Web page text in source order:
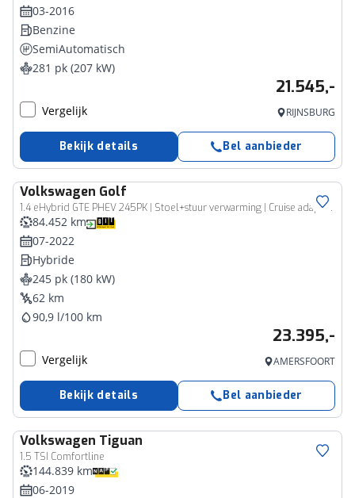
03-2016
Benzine
SemiAutomatisch
281 pk (207 kW)
21.545,-
Vergelijk RIJNSBURG
Bekijk details Bel aanbieder
Volkswagen Golf
1.4 eHybrid GTE PHEV 245PK | Stoel+stuur verwarming | Cruise adaptief | Apple Carplay/Android Auto | 18'' | Digitaal dashboard | Keyless
84.452 km
07-2022
Hybride
245 pk (180 kW)
62 km
90,9 l/100 km
23.395,-
Vergelijk AMERSFOORT
Bekijk details Bel aanbieder
Volkswagen Tiguan
1.5 TSI Comfortline
144.839 km
06-2019